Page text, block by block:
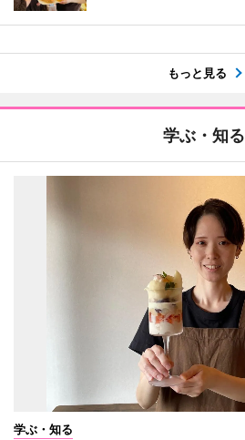
もっと見る
学ぶ・知る
学ぶ・知る